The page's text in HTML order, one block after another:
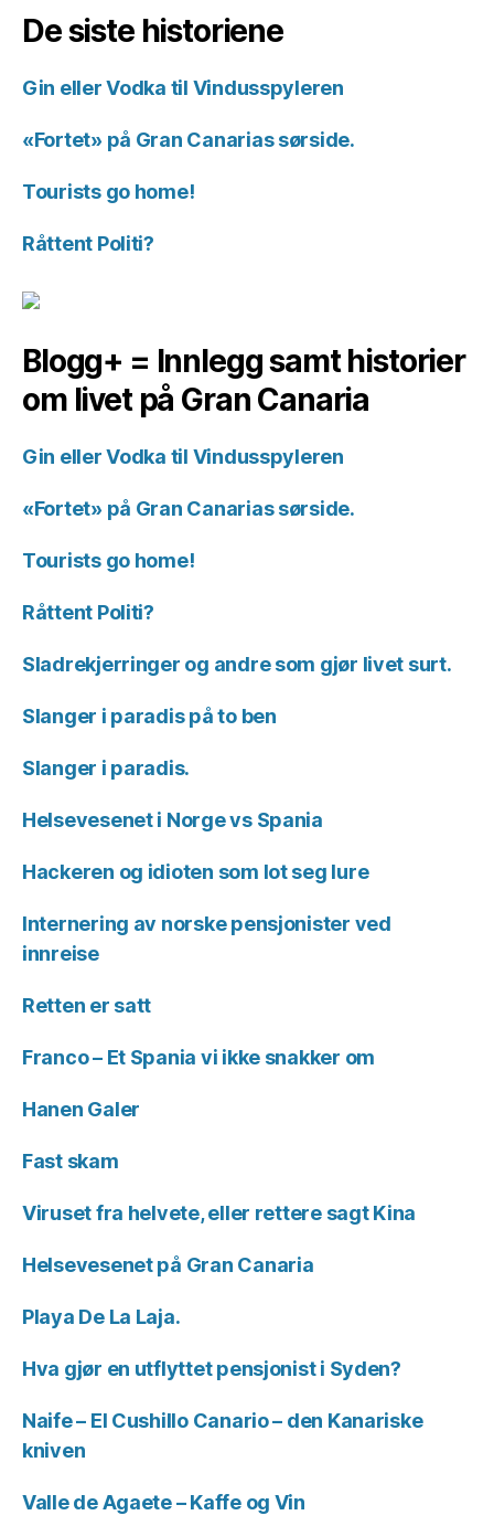
De siste historiene
Gin eller Vodka til Vindusspyleren
«Fortet» på Gran Canarias sørside.
Tourists go home!
Råttent Politi?
Blogg+ = Innlegg samt historier
om livet på Gran Canaria
Gin eller Vodka til Vindusspyleren
«Fortet» på Gran Canarias sørside.
Tourists go home!
Råttent Politi?
Sladrekjerringer og andre som gjør livet surt.
Slanger i paradis på to ben
Slanger i paradis.
Helsevesenet i Norge vs Spania
Hackeren og idioten som lot seg lure
Internering av norske pensjonister ved
innreise
Retten er satt
Franco – Et Spania vi ikke snakker om
Hanen Galer
Fast skam
Viruset fra helvete, eller rettere sagt Kina
Helsevesenet på Gran Canaria
Playa De La Laja.
Hva gjør en utflyttet pensjonist i Syden?
Naife – El Cushillo Canario – den Kanariske
kniven
Valle de Agaete – Kaffe og Vin